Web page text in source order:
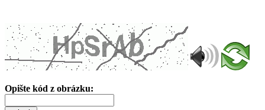
Opište kód z obrázku: